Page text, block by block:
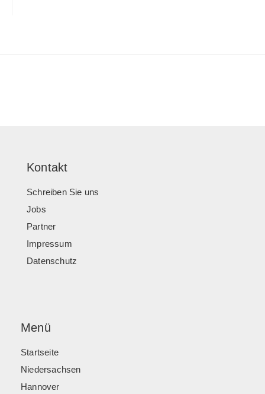
Kontakt
Schreiben Sie uns
Jobs
Partner
Impressum
Datenschutz
Menü
Startseite
Niedersachsen
Hannover